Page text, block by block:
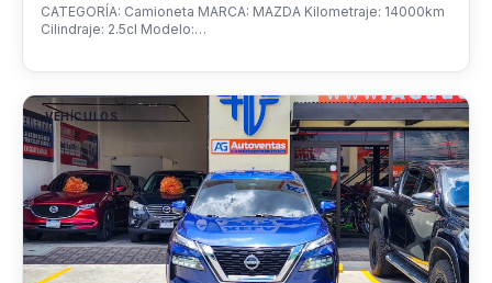
CATEGORÍA: Camioneta MARCA: MAZDA Kilometraje: 14000km
Cilindraje: 2.5cl Modelo:…
VEHÍCULOS